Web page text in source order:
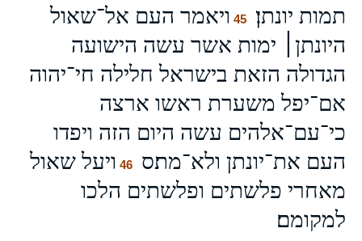
תמות יונתן׃
45 ויאמר העם אל־שאול
היונתן׀ ימות אשר עשה הישועה
הגדולה הזאת בישראל חלילה חי־יהוה
אם־יפל משערת ראשו ארצה
כי־עם־אלהים עשה היום הזה ויפדו
העם את־יונתן ולא־מת׃ס
46 ויעל שאול
מאחרי פלשתים ופלשתים הלכו
למקומם׃